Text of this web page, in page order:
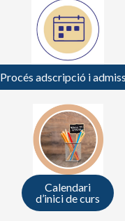
Procés adscripció i
Calendari
d’inici de curs